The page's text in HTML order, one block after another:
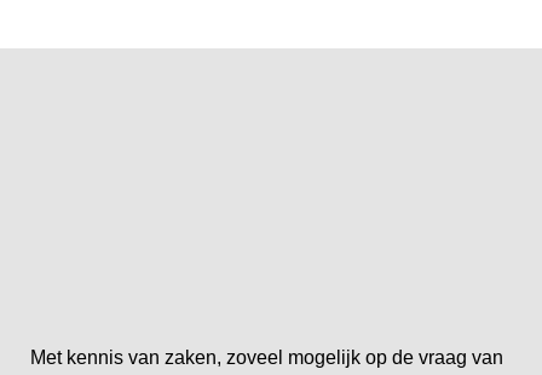
Met kennis van zaken, zoveel mogelijk op de vraag van